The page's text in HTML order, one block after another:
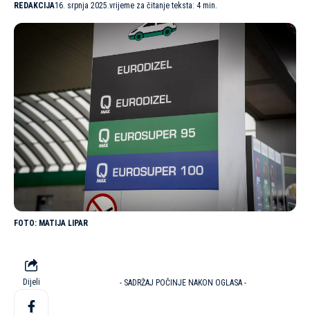
REDAKCIJA16. srpnja 2025.vrijeme za čitanje teksta: 4 min.
MATIJA LIPAR
Dijeli - SADRŽAJ POČINJE NAKON OGLASA -